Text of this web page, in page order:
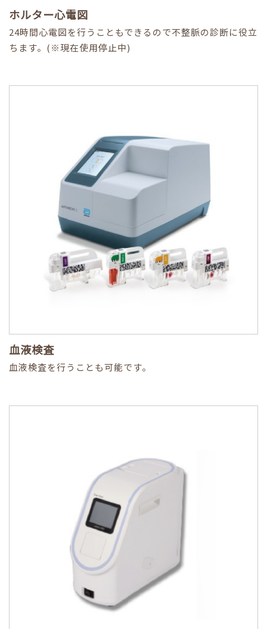
ホルター心電図
24時間心電図を行うこともできるので不整脈の診断に役立
ちます。(※現在使用停止中)
血液検査
血液検査を行うことも可能です。